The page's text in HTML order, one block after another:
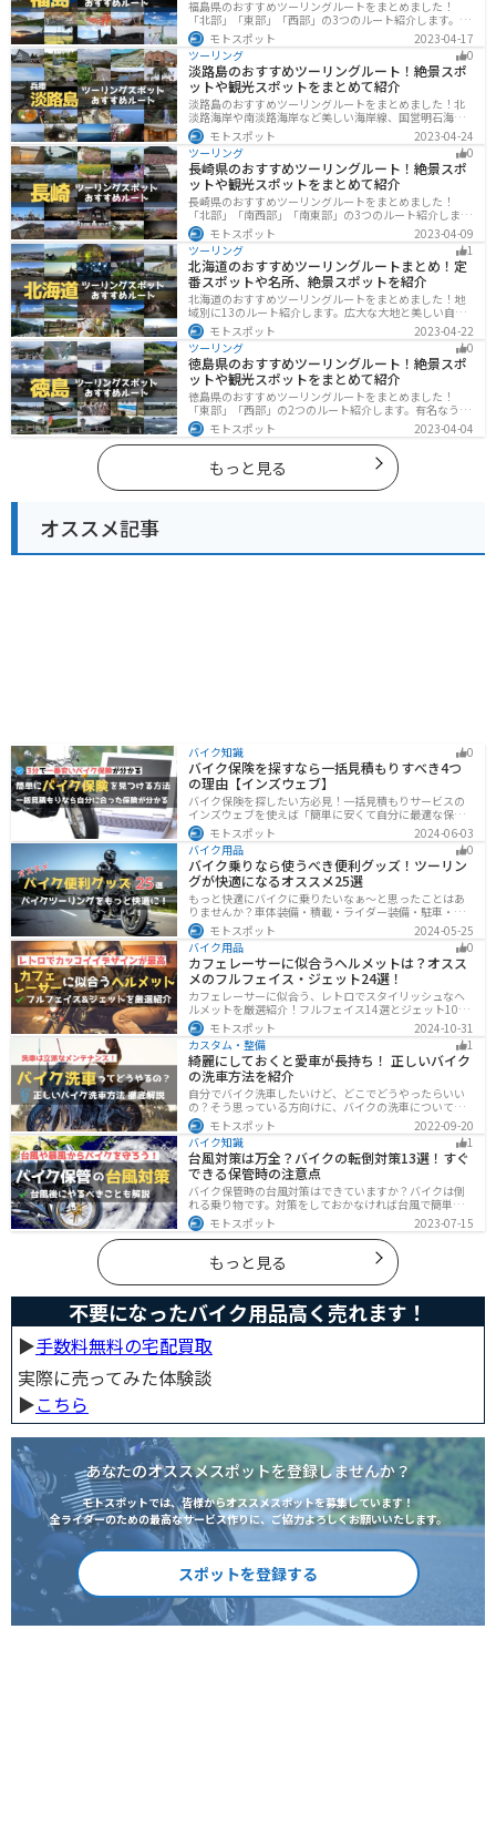
福島県のおすすめツーリングルートをまとめました！
「北部」「東部」「西部」の3つのルート紹介します。内
陸部には山々が連なり、海岸線は太平洋に面してるので
観光スポットが多数あります。バイクで福島県にツーリ
ングに行く際は参考にしてください。
モトスポット
2023-04-17
ツーリング
0
淡路島のおすすめツーリングルート！絶景スポ
ットや観光スポットをまとめて紹介
淡路島のおすすめツーリングルートをまとめました！北
淡路海岸や南淡路海岸など美しい海岸線、国営明石海峡
公園や淡路夢舞台など、自然とアートが融合した施設も
多数あります。バイクで淡路島にツーリングに行く際は
参考にしてください。
モトスポット
2023-04-24
ツーリング
0
長崎県のおすすめツーリングルート！絶景スポ
ットや観光スポットをまとめて紹介
長崎県のおすすめツーリングルートをまとめました！
「北部」「南西部」「南東部」の3つのルート紹介しま
す。国際色豊かな街並みや世界遺産、絶景ポイントが数
多く存在し、様々な楽しみ方ができます。バイクで長崎
県にツーリングに行く際は参考にしてください。
モトスポット
2023-04-09
ツーリング
1
北海道のおすすめツーリングルートまとめ！定
番スポットや名所、絶景スポットを紹介
北海道のおすすめツーリングルートをまとめました！地
域別に13のルート紹介します。広大な大地と美しい自然
が広がり、四季折々の魅力を楽しめる観光スポットが数
多くあります。バイクで北海道にツーリングに行く際は
参考にしてください。
モトスポット
2023-04-22
ツーリング
0
徳島県のおすすめツーリングルート！絶景スポ
ットや観光スポットをまとめて紹介
徳島県のおすすめツーリングルートをまとめました！
「東部」「西部」の2つのルート紹介します。有名なうず
しおや山を中心とした自然豊かなスポットが多数ありま
す。バイクで徳島県にツーリングに行く際は参考にして
ください。
モトスポット 2023-04-04
もっと見る
オススメ記事
バイク知識 0
バイク保険を探すなら一括見積もりすべき4つ
の理由【インズウェブ】
バイク保険を探したい方必見！一括見積もりサービスの
インズウェブを使えば「簡単に安くて自分に最適な保険
を3分で見つける」ことができます。最大5社のバイク保
険を一気に比べることができるので、探す手間と時間が
省けます。
モトスポット
2024-06-03
バイク用品
0
バイク乗りなら使うべき便利グッズ！ツーリン
グが快適になるオススメ25選
もっと快適にバイクに乗りたいなぁ〜と思ったことはあ
りませんか？車体装備・積載・ライダー装備・駐車・メ
ンテ・トラブル対応の6ジャンルで、バイクをもっと快適
にするオススメ便利グッズを紹介します！
モトスポット
2024-05-25
バイク用品
0
カフェレーサーに似合うヘルメットは？オスス
メのフルフェイス・ジェット24選！
カフェレーサーに似合う、レトロでスタイリッシュなヘ
ルメットを厳選紹介！フルフェイス14選とジェット10選
の多彩なラインナップで、安全性とデザインの両立を実
現。こだわりのヘルメットで、あなたのライダーズライ
フをより魅力的にアップグレードしましょう！
モトスポット
2024-10-31
カスタム・整備
1
綺麗にしておくと愛車が長持ち！ 正しいバイク
の洗車方法を紹介
自分でバイク洗車したいけど、どこでどうやったらいい
の？そう思っている方向けに、バイクの洗車について徹
底的にまとめました。バイク洗車ができる場所から洗車
手順まで全て解説します。正しい洗車方法は身につける
ことでバイクのメンテナンスにもなります。
モトスポット
2022-09-20
バイク知識
1
台風対策は万全？バイクの転倒対策13選！すぐ
できる保管時の注意点
バイク保管時の台風対策はできていますか？バイクは倒
れる乗り物です。対策をしておかなければ台風で簡単に
倒れてしまいます。大切な愛車に傷がつく前にしっかり
と対策しておきましょう。初心者でも簡単にできる台風
対策を紹介します。台風後にやるべきこともまとめてあ
るので、参考にしてください。
モトスポット 2023-07-15
もっと見る
不要になったバイク用品高く売れます！
▶︎手数料無料の宅配買取
実際に売ってみた体験談
▶︎こちら
あなたのオススメスポットを登録しませんか？
モトスポットでは、皆様からオススメスポットを募集しています！
全ライダーのための最高なサービス作りに、ご協力よろしくお願いいたします。
スポットを登録する